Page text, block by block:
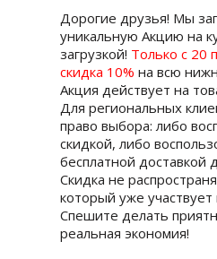
Дорогие друзья! Мы
уникальную Акцию на
загрузкой! Только с 20
скидка 10% на всю
Акция действует на
Для региональных
право выбора: либо
скидкой, либо
бесплатной доставкой
Скидка не
который уже участвует
Спешите делать
реальная экономия!